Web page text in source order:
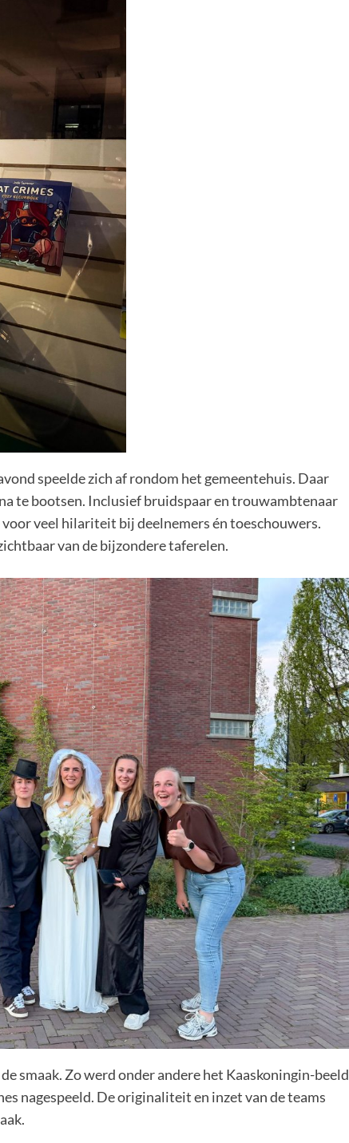
speelde zich af rondom het gemeentehuis. Daar
te bootsen. Inclusief bruidspaar en trouwambtenaar
veel hilariteit bij deelnemers én toeschouwers.
van de bijzondere taferelen.
smaak. Zo werd onder andere het Kaaskoningin-beeld
nagespeeld. De originaliteit en inzet van de teams